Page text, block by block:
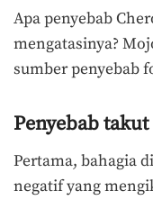
Apa penyebab
mengatasinya?
sumber penyebab
Penyebab
Pertama, bahagia
negatif yang